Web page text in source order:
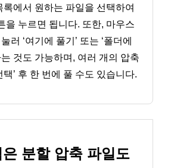
록에서 원하는 파일을 선택하여
을 누르면 됩니다. 또한, 마우스
러 ‘여기에 풀기’ 또는 ‘폴더에
는 것도 가능하며, 여러 개의 압축
택’ 후 한 번에 풀 수도 있습니다.
은 분할 압축 파일도